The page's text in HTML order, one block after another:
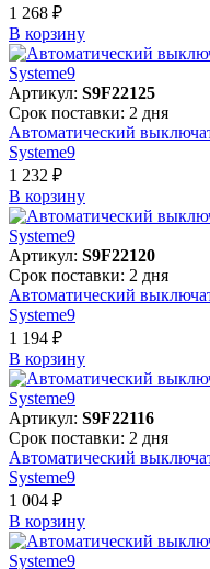
1 268 ₽
В корзинy
Артикул: S9F22125
Срок поставки: 2 дня
Автоматический
Systeme9
1 232 ₽
В корзинy
Артикул: S9F22120
Срок поставки: 2 дня
Автоматический
Systeme9
1 194 ₽
В корзинy
Артикул: S9F22116
Срок поставки: 2 дня
Автоматический
Systeme9
1 004 ₽
В корзинy